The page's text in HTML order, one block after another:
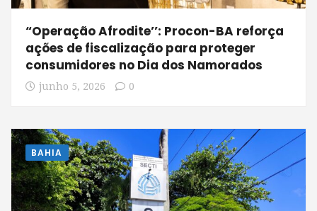
“Operação Afrodite’’: Procon-BA reforça
ações de fiscalização para proteger
consumidores no Dia dos Namorados
junho 5, 2026 0
BAHIA